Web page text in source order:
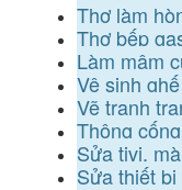
Thợ làm
Thợ bếp
Làm mâm
Vệ sinh
Vẽ tranh
Thông
Sửa tivi,
Sửa thiết